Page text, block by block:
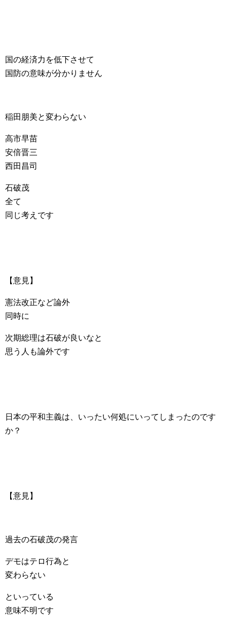
国の経済力を低下させて
国防の意味が分かりません
稲田朋美と変わらない
高市早苗
安倍晋三
西田昌司
石破茂
全て
同じ考えです
【意見】
憲法改正など論外
同時に
次期総理は石破が良いなと
思う人も論外です
日本の平和主義は、いったい何処にいってしまったのです
か？
【意見】
過去の石破茂の発言
デモはテロ行為と
変わらない
といっている
意味不明です